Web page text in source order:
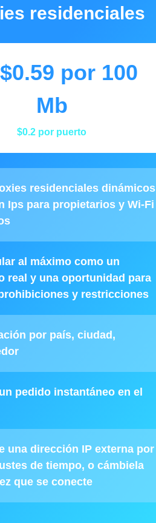
residenciales
$0.59 por 100
Mb
$0.2 por puerto
residenciales dinámicos
Ips para propietarios y Wi-Fi
al máximo como un
real y una oportunidad para
y restricciones
por país, ciudad,
un pedido instantáneo en el
una dirección IP externa por
de tiempo, o cámbiela
que se conecte